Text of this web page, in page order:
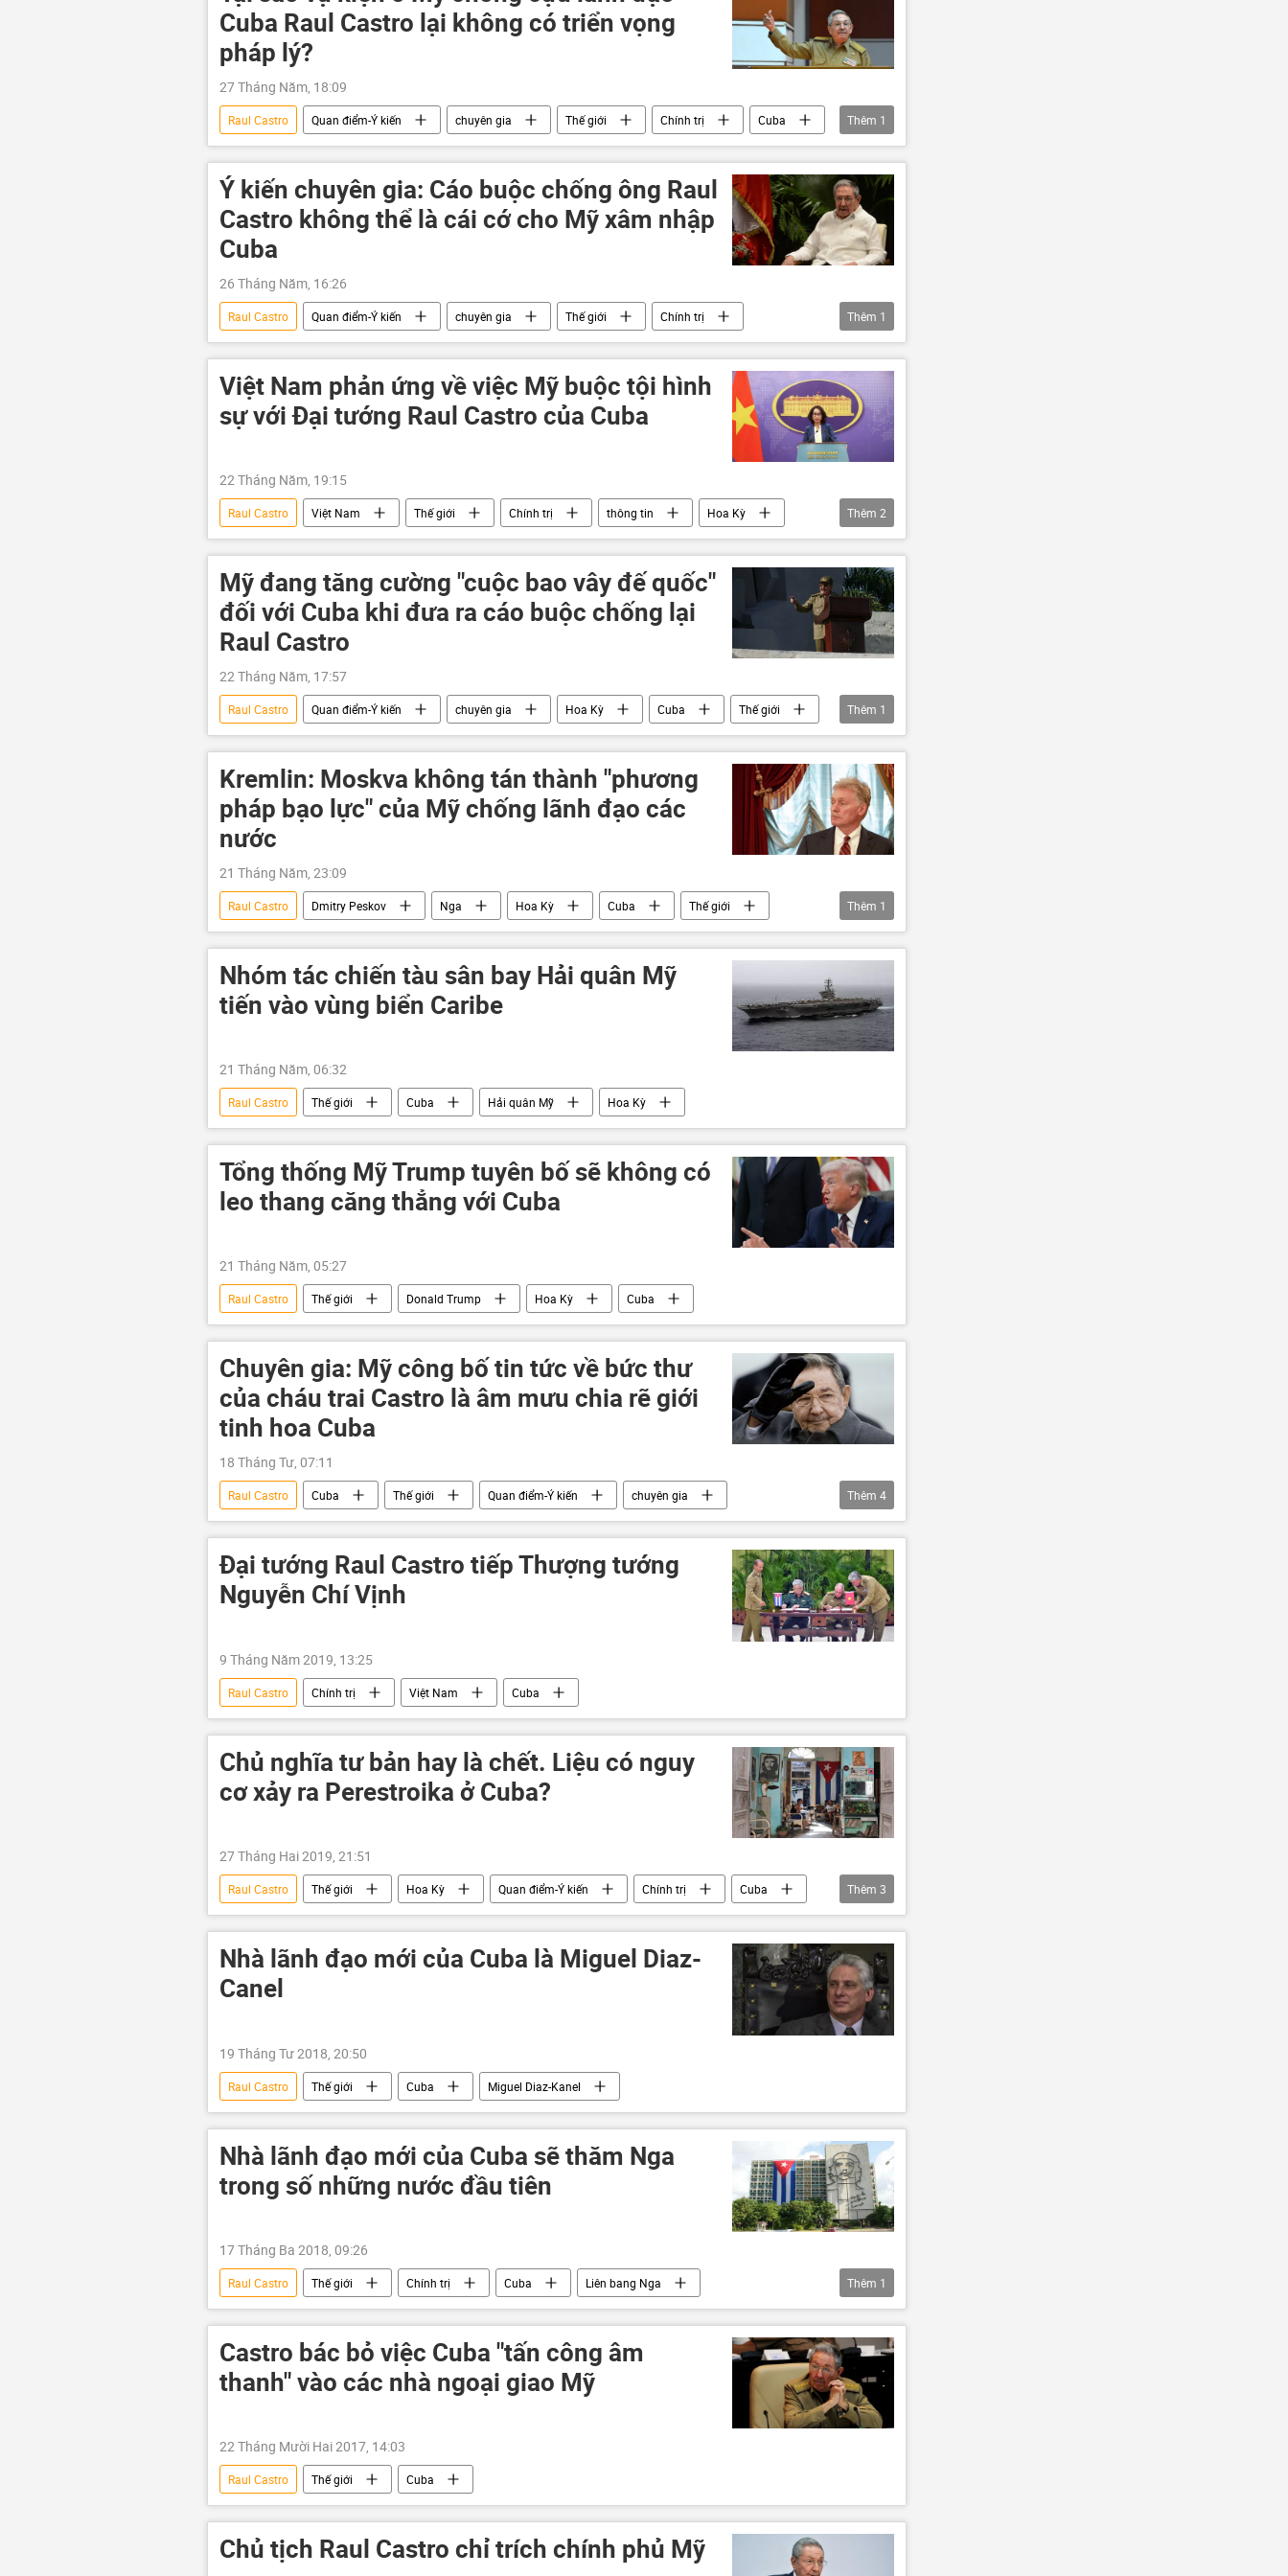
Cuba Raul Castro lại không có triển vọng
pháp lý?
27 Tháng Năm, 18:09
Raul Castro Quan điểm-Ý kiến chuyên gia Thế giới Chính trị
Cuba
Hoa Kỳ
Thêm 1
Ý kiến chuyên gia: Cáo buộc chống ông Raul
Castro không thể là cái cớ cho Mỹ xâm nhập
Cuba
26 Tháng Năm, 16:26
Raul Castro Quan điểm-Ý kiến chuyên gia Thế giới
Chính trị
Hoa Kỳ
Cuba
Thêm 1
Việt Nam phản ứng về việc Mỹ buộc tội hình
sự với Đại tướng Raul Castro của Cuba
22 Tháng Năm, 19:15
Raul Castro Việt Nam Thế giới Chính trị thông tin
Hoa Kỳ
Cuba
Bộ Ngoại giao Việt Nam
Thêm 2
Mỹ đang tăng cường "cuộc bao vây đế quốc"
đối với Cuba khi đưa ra cáo buộc chống lại
Raul Castro
22 Tháng Năm, 17:57
Raul Castro Quan điểm-Ý kiến chuyên gia Hoa Kỳ Cuba
Thế giới
Chính trị
Thêm 1
Kremlin: Moskva không tán thành "phương
pháp bạo lực" của Mỹ chống lãnh đạo các
nước
21 Tháng Năm, 23:09
Raul Castro Dmitry Peskov Nga Hoa Kỳ Cuba
Thế giới
Liên Hợp Quốc
Thêm 1
Nhóm tác chiến tàu sân bay Hải quân Mỹ
tiến vào vùng biển Caribe
21 Tháng Năm, 06:32
Raul Castro Thế giới Cuba Hải quân Mỹ Hoa Kỳ
Tổng thống Mỹ Trump tuyên bố sẽ không có
leo thang căng thẳng với Cuba
21 Tháng Năm, 05:27
Raul Castro Thế giới Donald Trump Hoa Kỳ Cuba
Chuyên gia: Mỹ công bố tin tức về bức thư
của cháu trai Castro là âm mưu chia rẽ giới
tinh hoa Cuba
18 Tháng Tư, 07:11
Raul Castro Cuba Thế giới Quan điểm-Ý kiến
chuyên gia
trừng phạt
Chính trị đàm phán Hoa Kỳ hợp tác
Thêm 4
Đại tướng Raul Castro tiếp Thượng tướng
Nguyễn Chí Vịnh
9 Tháng Năm 2019, 13:25
Raul Castro Chính trị Việt Nam Cuba
Chủ nghĩa tư bản hay là chết. Liệu có nguy
cơ xảy ra Perestroika ở Cuba?
27 Tháng Hai 2019, 21:51
Raul Castro Thế giới Hoa Kỳ Quan điểm-Ý kiến Chính trị
Cuba
Fidel Castro
John Bolton chủ nghĩa cộng sản
Thêm 3
Nhà lãnh đạo mới của Cuba là Miguel Diaz-
Canel
19 Tháng Tư 2018, 20:50
Raul Castro Thế giới Cuba Miguel Diaz-Kanel
Nhà lãnh đạo mới của Cuba sẽ thăm Nga
trong số những nước đầu tiên
17 Tháng Ba 2018, 09:26
Raul Castro Thế giới Chính trị Cuba
Liên bang Nga
Miguel Diaz-Kanel
Thêm 1
Castro bác bỏ việc Cuba "tấn công âm
thanh" vào các nhà ngoại giao Mỹ
22 Tháng Mười Hai 2017, 14:03
Raul Castro Thế giới Cuba
Chủ tịch Raul Castro chỉ trích chính phủ Mỹ